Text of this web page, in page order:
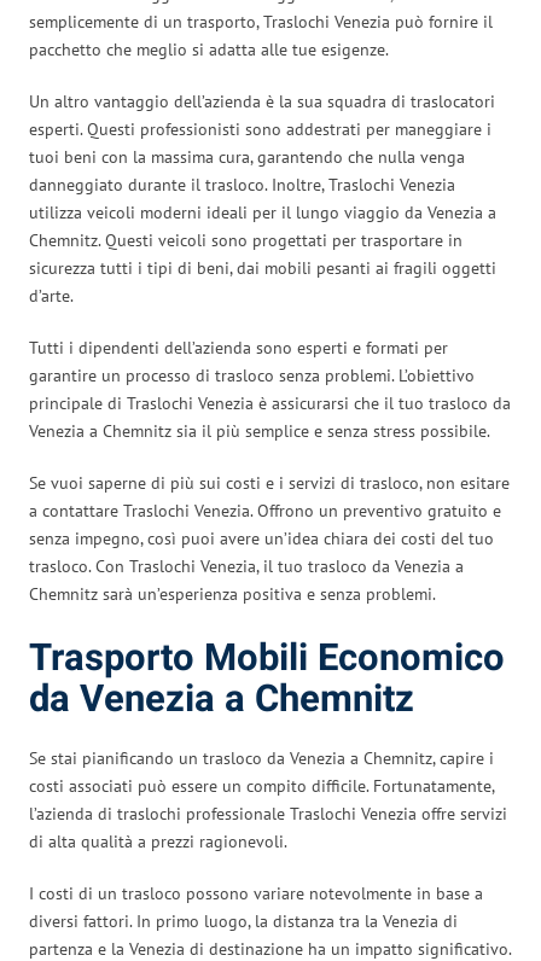
semplicemente di un trasporto, Traslochi Venezia può fornire il
pacchetto che meglio si adatta alle tue esigenze.
Un altro vantaggio dell’azienda è la sua squadra di traslocatori
esperti. Questi professionisti sono addestrati per maneggiare i
tuoi beni con la massima cura, garantendo che nulla venga
danneggiato durante il trasloco. Inoltre, Traslochi Venezia
utilizza veicoli moderni ideali per il lungo viaggio da Venezia a
Chemnitz. Questi veicoli sono progettati per trasportare in
sicurezza tutti i tipi di beni, dai mobili pesanti ai fragili oggetti
d’arte.
Tutti i dipendenti dell’azienda sono esperti e formati per
garantire un processo di trasloco senza problemi. L’obiettivo
principale di Traslochi Venezia è assicurarsi che il tuo trasloco da
Venezia a Chemnitz sia il più semplice e senza stress possibile.
Se vuoi saperne di più sui costi e i servizi di trasloco, non esitare
a contattare Traslochi Venezia. Offrono un preventivo gratuito e
senza impegno, così puoi avere un’idea chiara dei costi del tuo
trasloco. Con Traslochi Venezia, il tuo trasloco da Venezia a
Chemnitz sarà un’esperienza positiva e senza problemi.
Trasporto Mobili Economico
da Venezia a Chemnitz
Se stai pianificando un trasloco da Venezia a Chemnitz, capire i
costi associati può essere un compito difficile. Fortunatamente,
l’azienda di traslochi professionale Traslochi Venezia offre servizi
di alta qualità a prezzi ragionevoli.
I costi di un trasloco possono variare notevolmente in base a
diversi fattori. In primo luogo, la distanza tra la Venezia di
partenza e la Venezia di destinazione ha un impatto significativo.